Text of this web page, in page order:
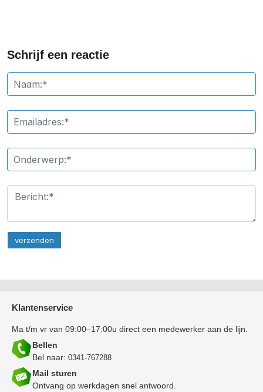
Schrijf een reactie
Klantenservice
Ma t/m vr van 09:00–17:00u direct een medewerker aan de lijn.
Bellen
Bel naar: 0341-767288
Mail sturen
Ontvang op werkdagen snel antwoord.